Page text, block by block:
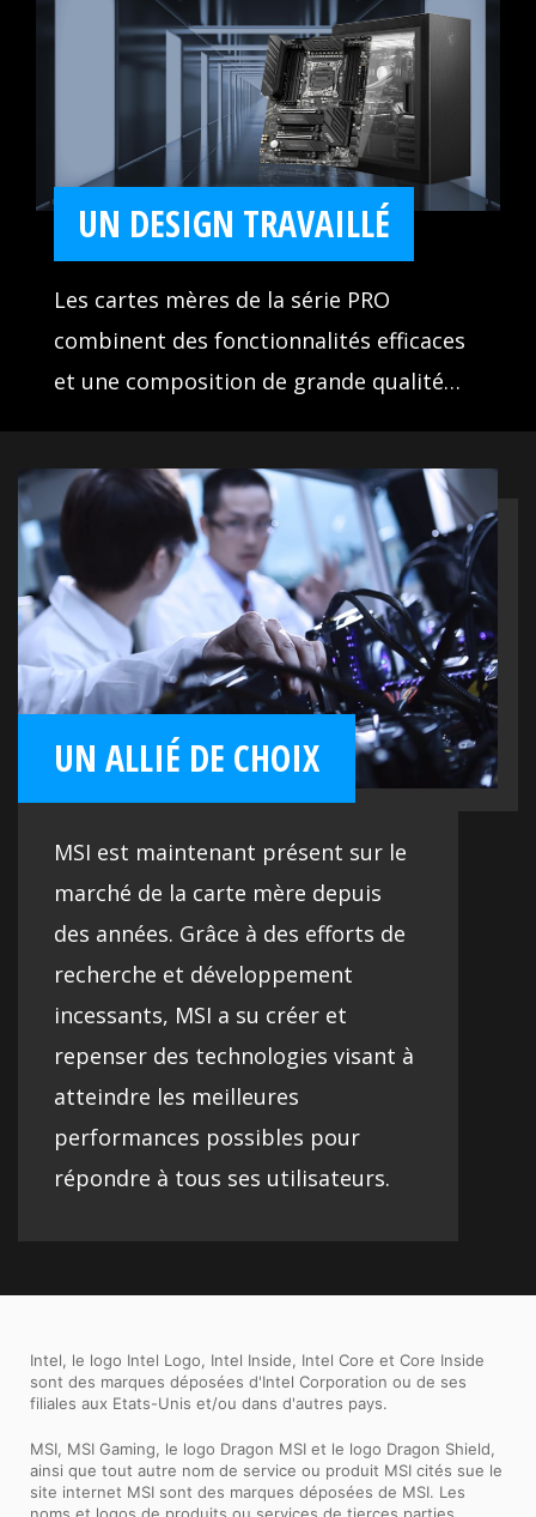
UN DESIGN TRAVAILLÉ
Les cartes mères de la série PRO
combinent des fonctionnalités efficaces
et une composition de grande qualité
prendre en charge les logiciels
professionnels. Pensées pour améliorer
la productivité, les cartes mères PRO
vous simplifient la vie au bureau.
UN ALLIÉ DE CHOIX
MSI est maintenant présent sur le
marché de la carte mère depuis
des années. Grâce à des efforts de
recherche et développement
incessants, MSI a su créer et
repenser des technologies visant à
atteindre les meilleures
performances possibles pour
répondre à tous ses utilisateurs.
Intel, le logo Intel Logo, Intel Inside, Intel Core et Core Inside
sont des marques déposées d'Intel Corporation ou de ses
filiales aux Etats-Unis et/ou dans d'autres pays.
MSI, MSI Gaming, le logo Dragon MSI et le logo Dragon Shield,
ainsi que tout autre nom de service ou produit MSI cités sue le
site internet MSI sont des marques déposées de MSI. Les